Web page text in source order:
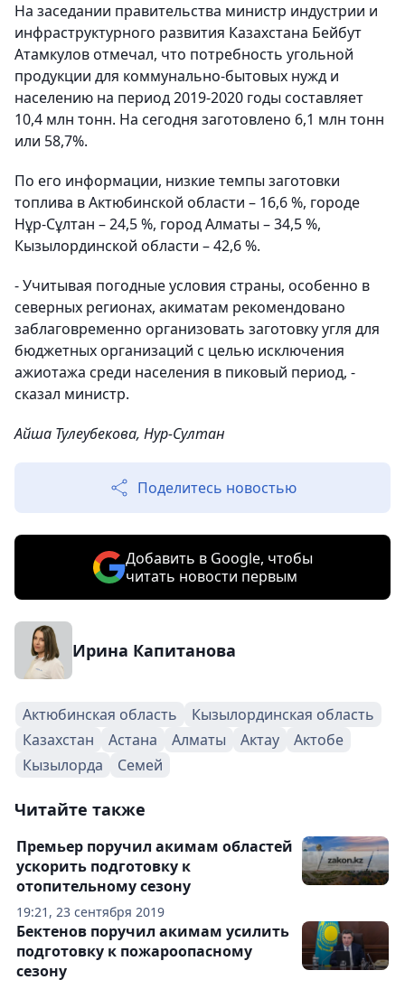
На заседании правительства министр индустрии и
инфраструктурного развития Казахстана Бейбут
Атамкулов отмечал, что потребность угольной
продукции для коммунально-бытовых нужд и
населению на период 2019-2020 годы составляет
10,4 млн тонн. На сегодня заготовлено 6,1 млн тонн
или 58,7%.
По его информации, низкие темпы заготовки
топлива в Актюбинской области – 16,6 %, городе
Нұр-Сұлтан – 24,5 %, город Алматы – 34,5 %,
Кызылординской области – 42,6 %.
- Учитывая погодные условия страны, особенно в
северных регионах, акиматам рекомендовано
заблаговременно организовать заготовку угля для
бюджетных организаций с целью исключения
ажиотажа среди населения в пиковый период, -
сказал министр.
Айша Тулеубекова, Нур-Султан
Поделитесь новостью
Добавить в Google, чтобы
читать новости первым
Ирина Капитанова
Актюбинская область
Кызылординская область
Казахстан
Астана Алматы Актау
Актобе
Кызылорда
Семей
Читайте также
19:21, 23 сентября 2019
Премьер поручил акимам областей
ускорить подготовку к
отопительному сезону
Бектенов поручил акимам усилить
подготовку к пожароопасному
сезону